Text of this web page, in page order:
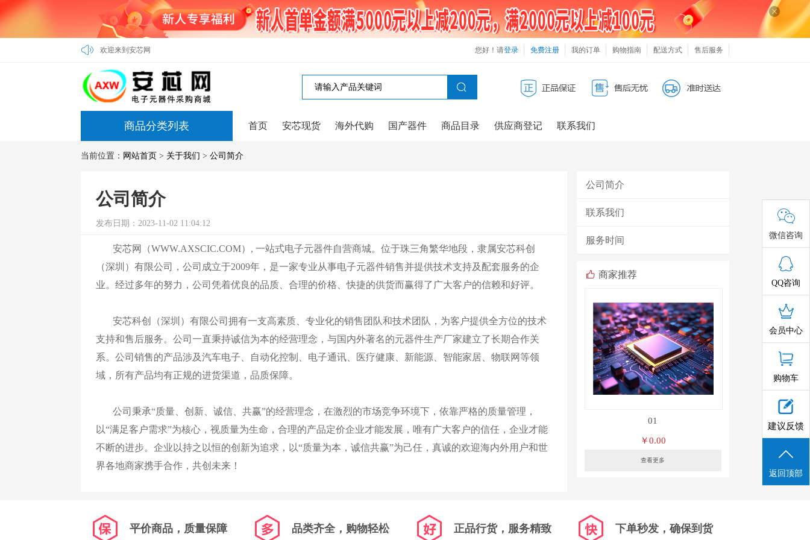
欢迎来到安芯网 售后服务
配送方式
购物指南
我的订单
免费注册
您好！请登录
商品分类列表 首页 安芯现货 海外代购 国产器件 商品目录 供应商登记 联系我们
当前位置： 网站首页 > 关于我们 >公司简介
公司简介
发布日期：2023-11-02 11:04:12
安芯网（WWW.AXSCIC.COM）, 一站式电子元器件自营商城。位于珠三角繁华地段，隶属安芯科创
（深圳）有限公司，公司成立于2009年，是一家专业从事电子元器件销售并提供技术支持及配套服务的企
业。经过多年的努力，公司凭着优良的品质、合理的价格、快捷的供货而赢得了广大客户的信赖和好评。
安芯科创（深圳）有限公司拥有一支高素质、专业化的销售团队和技术团队，为客户提供全方位的技术
支持和售后服务。公司一直秉持诚信为本的经营理念，与国内外著名的元器件生产厂家建立了长期合作关
系。公司销售的产品涉及汽车电子、自动化控制、电子通讯、医疗健康、新能源、智能家居、物联网等领
域，所有产品均有正规的进货渠道，品质保障。
公司秉承“质量、创新、诚信、共赢”的经营理念，在激烈的市场竞争环境下，依靠严格的质量管理，
以“满足客户需求”为核心，视质量为生命，合理的产品定价企业才能发展，唯有广大客户的信任，企业才能
不断的进步。企业以持之以恒的创新为追求，以“质量为本，诚信共赢”为己任，真诚的欢迎海内外用户和世
界各地商家携手合作，共创未来！
公司简介
联系我们
服务时间
商家推荐
01
￥0.00
查看更多
平价商品，质量保障 品类齐全，购物轻松 正品行货，服务精致 下单秒发，确保到货
微信咨询
QQ咨询
会员中心
购物车
建议反馈
返回顶部